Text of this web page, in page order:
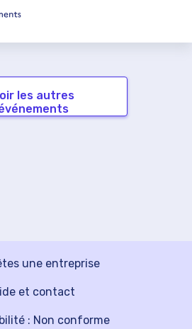
les autres
une entreprise
et contact
: Non conforme